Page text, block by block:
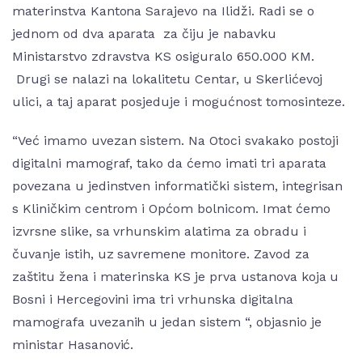
materinstva Kantona Sarajevo na Ilidži. Radi se o
jednom od dva aparata za čiju je nabavku
Ministarstvo zdravstva KS osiguralo 650.000 KM.
Drugi se nalazi na lokalitetu Centar, u Skerlićevoj
ulici, a taj aparat posjeduje i mogućnost tomosinteze.
“Već imamo uvezan sistem. Na Otoci svakako postoji
digitalni mamograf, tako da ćemo imati tri aparata
povezana u jedinstven informatički sistem, integrisan
s Kliničkim centrom i Općom bolnicom. Imat ćemo
izvrsne slike, sa vrhunskim alatima za obradu i
čuvanje istih, uz savremene monitore. Zavod za
zaštitu žena i materinska KS je prva ustanova koja u
Bosni i Hercegovini ima tri vrhunska digitalna
mamografa uvezanih u jedan sistem “, objasnio je
ministar Hasanović.